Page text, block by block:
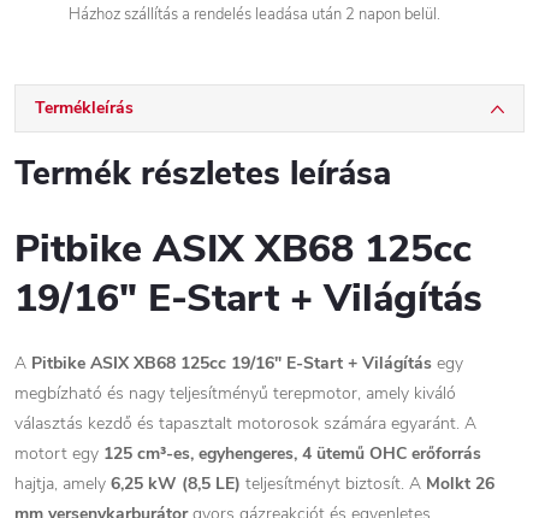
Házhoz szállítás a rendelés leadása után 2 napon belül.
Termékleírás
Termék részletes leírása
Pitbike ASIX XB68 125cc
19/16" E-Start + Világítás
A Pitbike ASIX XB68 125cc 19/16" E-Start + Világítás egy
megbízható és nagy teljesítményű terepmotor, amely kiváló
választás kezdő és tapasztalt motorosok számára egyaránt. A
motort egy 125 cm³-es, egyhengeres, 4 ütemű OHC erőforrás
hajtja, amely 6,25 kW (8,5 LE) teljesítményt biztosít. A Molkt 26